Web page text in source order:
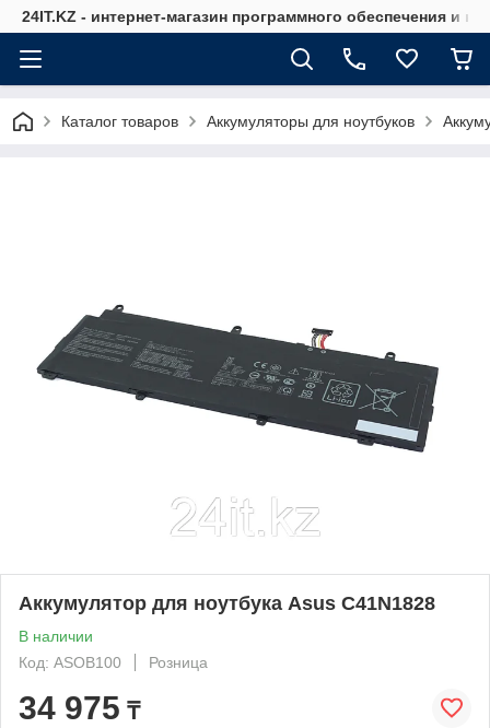
24IT.KZ - интернет-магазин программного обеспечения и
Каталог товаров Аккумуляторы для ноутбуков
Аккумулятор для ноутбука Asus C41N1828
В наличии
Код: ASOB100
Розница
34 975 ₸